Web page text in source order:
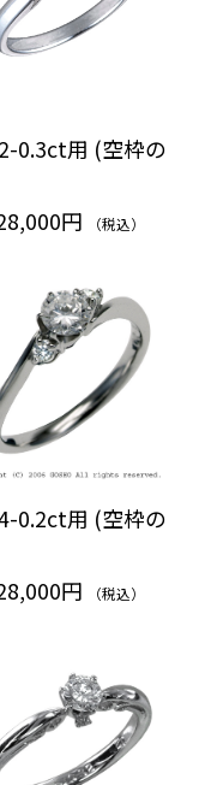
0.3ct用 (空枠の
円
（税込）
0.2ct用 (空枠の
円
（税込）